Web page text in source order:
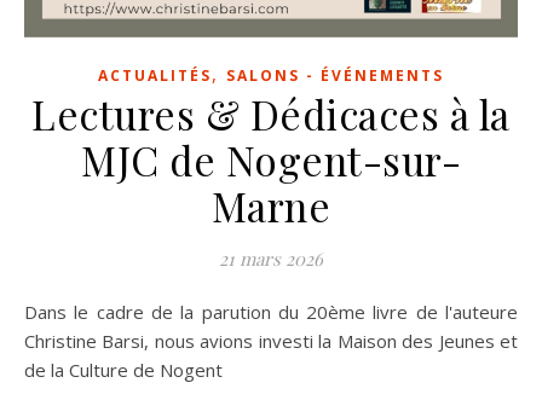
ACTUALITÉS, SALONS - ÉVÉNEMENTS
Lectures & Dédicaces à la
MJC de Nogent-sur-
Marne
21 mars 2026
Dans le cadre de la parution du 20ème livre de l'auteure
Christine Barsi, nous avions investi la Maison des Jeunes et
de la Culture de Nogent